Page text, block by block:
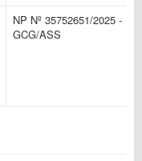
NP Nº 35752651/2025 -
GCG/ASS